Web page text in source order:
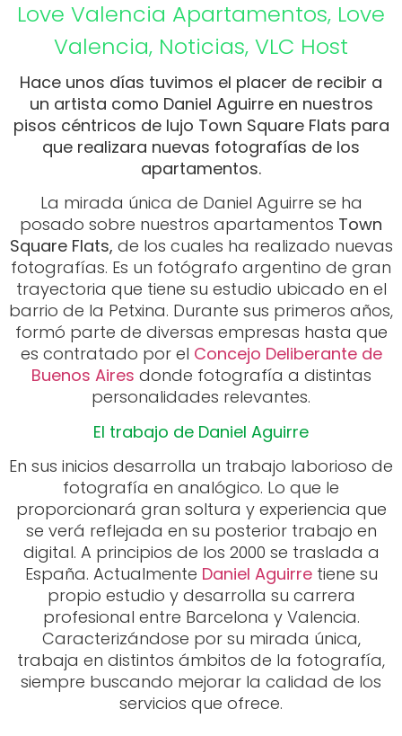
Love Valencia Apartamentos, Love
Valencia, Noticias, VLC Host
Hace unos días tuvimos el placer de recibir a
un artista como Daniel Aguirre en nuestros
pisos céntricos de lujo Town Square Flats para
que realizara nuevas fotografías de los
apartamentos.
La mirada única de Daniel Aguirre se ha
posado sobre nuestros apartamentos Town
Square Flats, de los cuales ha realizado nuevas
fotografías. Es un fotógrafo argentino de gran
trayectoria que tiene su estudio ubicado en el
barrio de la Petxina. Durante sus primeros años,
formó parte de diversas empresas hasta que
es contratado por el Concejo Deliberante de
Buenos Aires donde fotografía a distintas
personalidades relevantes.
El trabajo de Daniel Aguirre
En sus inicios desarrolla un trabajo laborioso de
fotografía en analógico. Lo que le
proporcionará gran soltura y experiencia que
se verá reflejada en su posterior trabajo en
digital. A principios de los 2000 se traslada a
España. Actualmente Daniel Aguirretiene su
propio estudio y desarrolla su carrera
profesional entre Barcelona y Valencia.
Caracterizándose por su mirada única,
trabaja en distintos ámbitos de la fotografía,
siempre buscando mejorar la calidad de los
servicios que ofrece.